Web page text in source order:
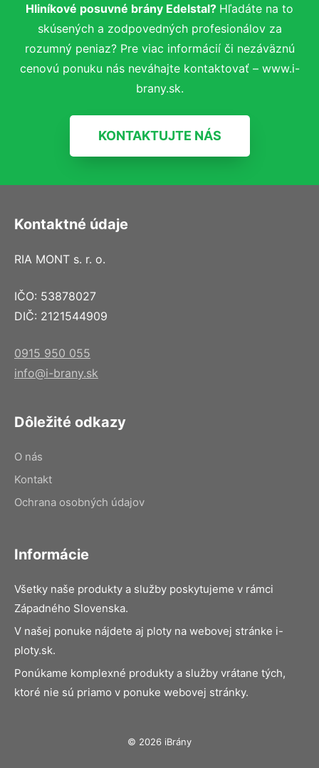
Hliníkové posuvné brány Edelstal? Hľadáte na to
skúsených a zodpovedných profesionálov za
rozumný peniaz? Pre viac informácií či nezáväznú
cenovú ponuku nás neváhajte kontaktovať – www.i-
brany.sk.
KONTAKTUJTE NÁS
Kontaktné údaje
RIA MONT s. r. o.
IČO: 53878027
DIČ: 2121544909
0915 950 055
info@i-brany.sk
Dôležité odkazy
O nás
Kontakt
Ochrana osobných údajov
Informácie
Všetky naše produkty a služby poskytujeme v rámci
Západného Slovenska.
V našej ponuke nájdete aj ploty na webovej stránke i-
ploty.sk.
Ponúkame komplexné produkty a služby vrátane tých,
ktoré nie sú priamo v ponuke webovej stránky.
© 2026 iBrány